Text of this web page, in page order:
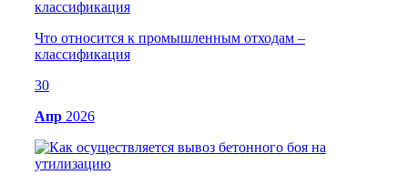
Что относится к промышленным отходам –
классификация
30
Апр 2026